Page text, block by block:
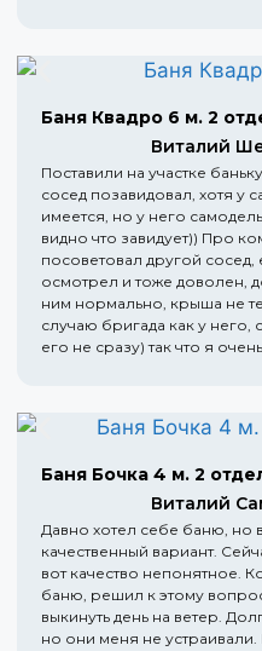
Баня Квадро 6 м. 2
Виталий
Поставили на участке
сосед позавидовал, хотя у
имеется, но у него
видно что завидует)) Про
посоветовал другой
осмотрел и тоже доволен,
ним нормально, крыша не
случаю бригада как у
его не сразу) так что я
Баня Бочка 4 м. 2
Виталий
Давно хотел себе баню, но
качественный вариант.
вот качество непонятное.
баню, решил к этому
выкинуть день на ветер.
но они меня не